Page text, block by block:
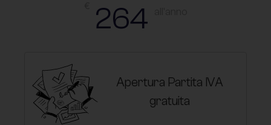
264
Apertura Partita IVA
gratuita